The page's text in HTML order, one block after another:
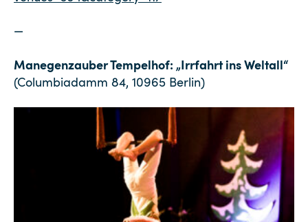
—
Manegenzauber Tempelhof: „Irrfahrt ins Weltall“
(Columbiadamm 84, 10965 Berlin)